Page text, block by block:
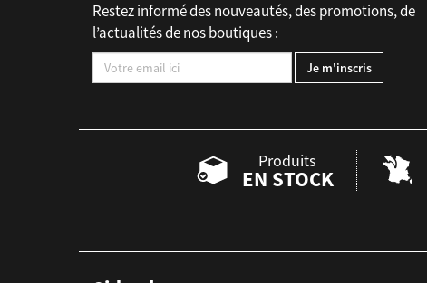
Restez informé des nouveautés, des promotions, de
l’actualités de nos boutiques :
Produits
EN STOCK